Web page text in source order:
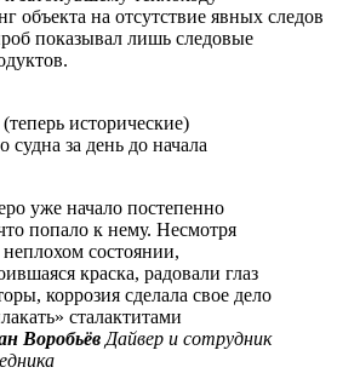
объекта на отсутствие явных следов
показывал лишь следовые
исторические)
судна за день до начала
уже начало постепенно
попало к нему. Несмотря
состоянии,
краска, радовали глаз
коррозия сделала свое дело
сталактитами
Воробьёв Дайвер и сотрудник